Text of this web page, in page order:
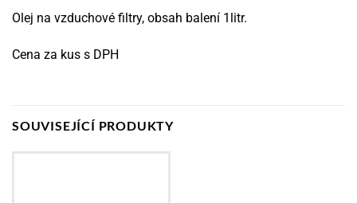
Olej na vzduchové filtry, obsah balení 1litr.
Cena za kus s DPH
SOUVISEJÍCÍ PRODUKTY